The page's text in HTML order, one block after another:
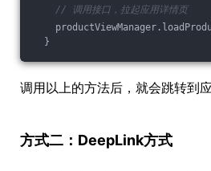
// 调用接口，拉起应用详情页
}
调用以上的方法后，就会跳转到
方式二：DeepLink方式